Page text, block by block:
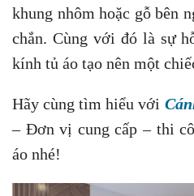
khung nhôm hoặc gỗ bên
chắn. Cùng với đó là sự
kính tủ áo tạo nên một
Hãy cùng tìm hiểu với
– Đơn vị cung cấp – thi
áo nhé!